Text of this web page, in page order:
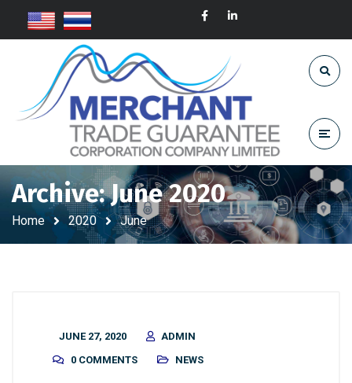
Archive: June 2020
Home 2020 June
JUNE 27, 2020
ADMIN
0 COMMENTS
NEWS